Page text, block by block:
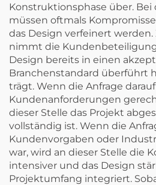
Konstruktionsphase über.
müssen oftmals
das Design verfeinert
nimmt die
Design bereits in einen
Branchenstandard überführt
trägt. Wenn die Anfrage
Kundenanforderungen
dieser Stelle das Projekt
vollständig ist. Wenn die
Kundenvorgaben oder
war, wird an dieser Stelle die
intensiver und das Design
Projektumfang integriert.